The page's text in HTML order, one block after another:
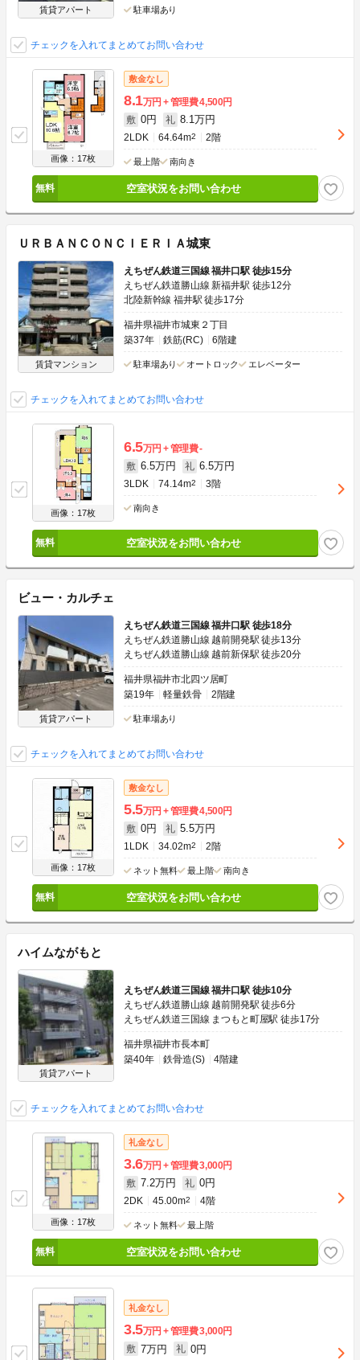
賃貸アパート 駐車場あり
チェックを入れてまとめてお問い合わせ
画像：17枚
敷金なし
8.1万円 管理費4,500円
敷 0円 礼 8.1万円
2LDK 64.64m2 2階
最上階 南向き
空室状況をお問い合わせ
ＵＲＢＡＮＣＯＮＣＩＥＲＩＡ城東
賃貸マンション
えちぜん鉄道三国線 福井口駅 徒歩15分
えちぜん鉄道勝山線 新福井駅 徒歩12分
北陸新幹線 福井駅 徒歩17分
福井県福井市城東２丁目
築37年
鉄筋(RC) 6階建
駐車場あり オートロック エレベーター
チェックを入れてまとめてお問い合わせ
画像：17枚
6.5万円 管理費-
敷 6.5万円 礼 6.5万円
3LDK 74.14m2 3階
南向き
空室状況をお問い合わせ
ビュー・カルチェ
賃貸アパート
えちぜん鉄道三国線 福井口駅 徒歩18分
えちぜん鉄道勝山線 越前開発駅 徒歩13分
えちぜん鉄道勝山線 越前新保駅 徒歩20分
福井県福井市北四ツ居町
築19年
軽量鉄骨 2階建
駐車場あり
チェックを入れてまとめてお問い合わせ
画像：17枚
敷金なし
5.5万円 管理費4,500円
敷 0円 礼 5.5万円
1LDK 34.02m2 2階
ネット無料 最上階 南向き
空室状況をお問い合わせ
ハイムながもと
賃貸アパート
えちぜん鉄道三国線 福井口駅 徒歩10分
えちぜん鉄道勝山線 越前開発駅 徒歩6分
えちぜん鉄道三国線 まつもと町屋駅 徒歩17分
福井県福井市長本町
築40年
鉄骨造(S) 4階建
チェックを入れてまとめてお問い合わせ
画像：17枚
礼金なし
3.6万円 管理費3,000円
敷 7.2万円 礼 0円
2DK 45.00m2 4階
ネット無料 最上階
空室状況をお問い合わせ
礼金なし
3.5万円 管理費3,000円
敷 7万円 礼 0円